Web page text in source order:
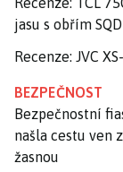
jasu s obřím
Recenze: JVC
BEZPEČNOST
Bezpečnostní
našla cestu ven
žasnou